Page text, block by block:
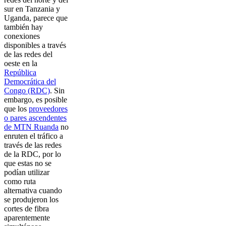
sur en Tanzania y
Uganda, parece que
también hay
conexiones
disponibles a través
de las redes del
oeste en la
República
Democrática del
Congo (RDC). Sin
embargo, es posible
que los proveedores
o pares ascendentes
de MTN Ruanda no
enruten el tráfico a
través de las redes
de la RDC, por lo
que estas no se
podían utilizar
como ruta
alternativa cuando
se produjeron los
cortes de fibra
aparentemente